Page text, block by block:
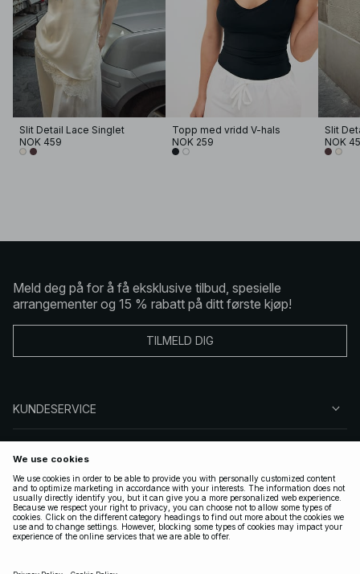
Slit Detail Lace Singlet
NOK 459
Topp med vridd V-hals
NOK 259
Slit
NOK
Meld deg på for å få eksklusive tilbud, spesielle
arrangementer og 15 % rabatt på ditt første kjøp!
TILMELD DIG
KUNDESERVICE
FØLG OSS
LOVLIG